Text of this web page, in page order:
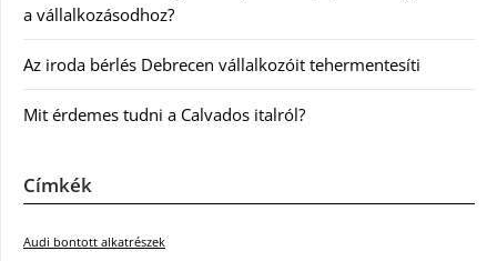
a vállalkozásodhoz?
Az iroda bérlés Debrecen vállalkozóit tehermentesíti
Mit érdemes tudni a Calvados italról?
Címkék
Audi bontott alkatrészek